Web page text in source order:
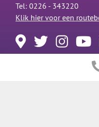
Tel: 0226 - 343220
Klik hier voor een